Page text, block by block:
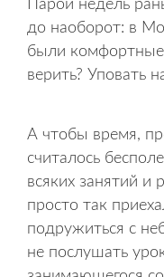
Парой недель
до наоборот: в
были
верить? Уповать
А чтобы время,
считалось
всяких занятий и
просто так
подружиться с
не послушать